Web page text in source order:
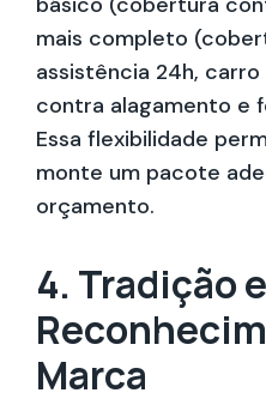
mais completo
assistência 24h,
contra alagamento e
Essa flexibilidade
monte um pacote
orçamento.
4. Tradição e
Marca